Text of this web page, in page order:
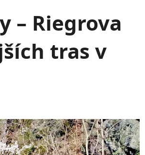
– Riegrova
tras v